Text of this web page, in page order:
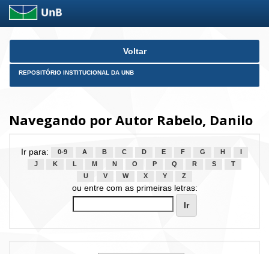
Skip
Voltar
REPOSITÓRIO INSTITUCIONAL DA UNB
Navegando por Autor Rabelo, Danilo
Ir para: 0-9 A B C D E F G H
J
K L M N O P Q R S
T
U
V W X Y Z
ou entre com as primeiras letras: